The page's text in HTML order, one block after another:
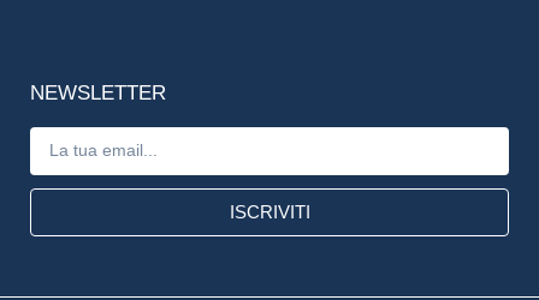
NEWSLETTER
ISCRIVITI